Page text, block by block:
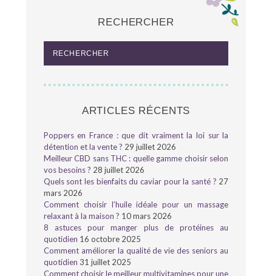
RECHERCHER
ARTICLES RÉCENTS
Poppers en France : que dit vraiment la loi sur la
détention et la vente ? 29 juillet 2026
Meilleur CBD sans THC : quelle gamme choisir selon
vos besoins ? 28 juillet 2026
Quels sont les bienfaits du caviar pour la santé ? 27
mars 2026
Comment choisir l’huile idéale pour un massage
relaxant à la maison ? 10 mars 2026
8 astuces pour manger plus de protéines au
quotidien 16 octobre 2025
Comment améliorer la qualité de vie des seniors au
quotidien 31 juillet 2025
Comment choisir le meilleur multivitamines pour une